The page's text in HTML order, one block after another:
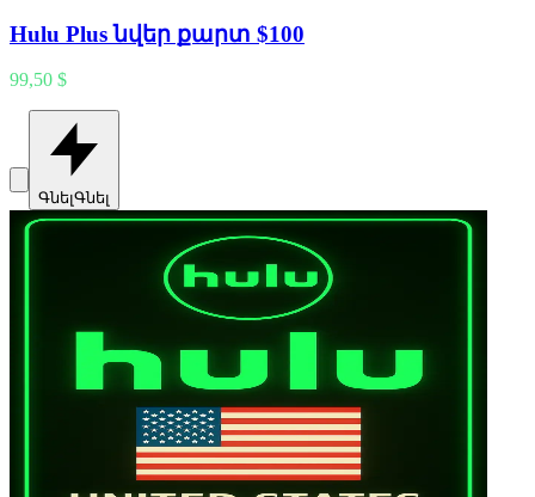
Hulu Plus նվեր քարտ $100
99,50 $
ԳնելԳնել